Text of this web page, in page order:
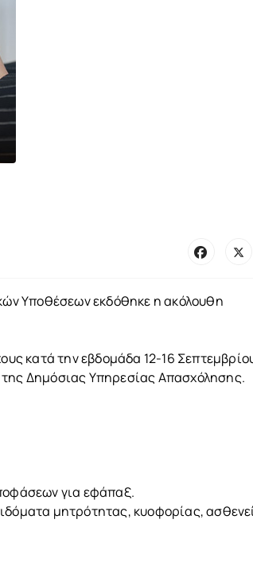
Υποθέσεων εκδόθηκε η ακόλουθη
κατά την εβδομάδα 12-16
Δημόσιας Υπηρεσίας Απασχόλησης.
για εφάπαξ.
μητρότητας, κυοφορίας,